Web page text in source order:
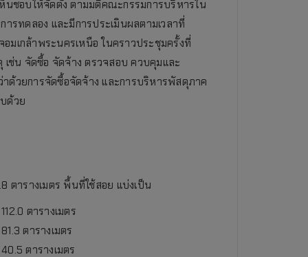
นชอบให้จัดตั้ง ตามมติคณะกรรมการบริหารใน
รทดลอง และมีการประเมินผลตามเวลาที่
มเกล้าพระนครเหนือ ในคราวประชุมครั้งที่
ช่น จัดซื้อ จัดจ้าง ตรวจสอบ ควบคุมและ
ด้วยการจัดซื้อจัดจ้าง และการบริหารพัสดุภาค
ด้วย
ตารางเมตร พื้นที่ใช้สอย แบ่งเป็น
ตารางเมตร
ตารางเมตร
ตารางเมตร